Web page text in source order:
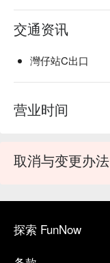
交通资讯
灣仔站C出口
营业时间
取消与变更办法
探索 FunNow